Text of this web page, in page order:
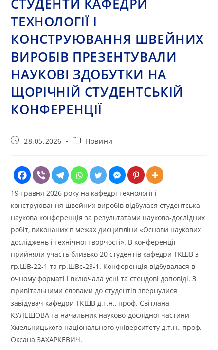
СТУДЕНТИ КАФЕДРИ
ТЕХНОЛОГІЇ І
КОНСТРУЮВАННЯ ШВЕЙНИХ
ВИРОБІВ ПРЕЗЕНТУВАЛИ
НАУКОВІ ЗДОБУТКИ НА
ЩОРІЧНІЙ СТУДЕНТСЬКІЙ
КОНФЕРЕНЦІЇ
Запис28.05.2026
Категорія
Новини
19 травня 2026 року на кафедрі технології і
конструювання швейних виробів відбулася студентська
наукова конференція за результатами науково-дослідних
робіт, виконаних в межах дисципліни «Основи наукових
досліджень і технічної творчості». В конференції
прийняли участь близько 20 студентів кафедри ТКШВ з
гр.ШВ-22-1 та гр.ШВс-23-1. Конференція відбувалася в
очному форматі і включала усні та стендові доповіді. З
привітальними словами до студентів звернулися
завідувач кафедри ТКШВ д.т.н., проф. Світлана
КУЛЕШОВА та начальник науково-дослідної частини
Хмельницького національного університету д.т.н., проф.
Оксана ЗАХАРКЕВИЧ.